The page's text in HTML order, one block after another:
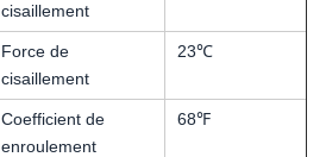
cisaillement
Force de
cisaillement
23℃
Coefficient de
enroulement
68℉